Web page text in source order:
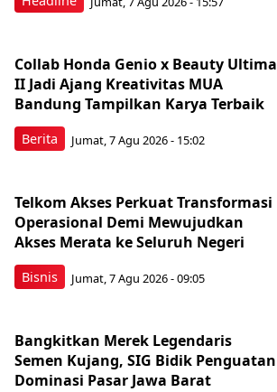
Berita
Collab Honda Genio x Beauty Ultima
II Jadi Ajang Kreativitas MUA
Bandung Tampilkan Karya Terbaik
Jumat, 7 Agu 2026 - 15:02
Bisnis
Telkom Akses Perkuat Transformasi
Operasional Demi Mewujudkan
Akses Merata ke Seluruh Negeri
Jumat, 7 Agu 2026 - 09:05
Bangkitkan Merek Legendaris
Semen Kujang, SIG Bidik Penguatan
Dominasi Pasar Jawa Barat